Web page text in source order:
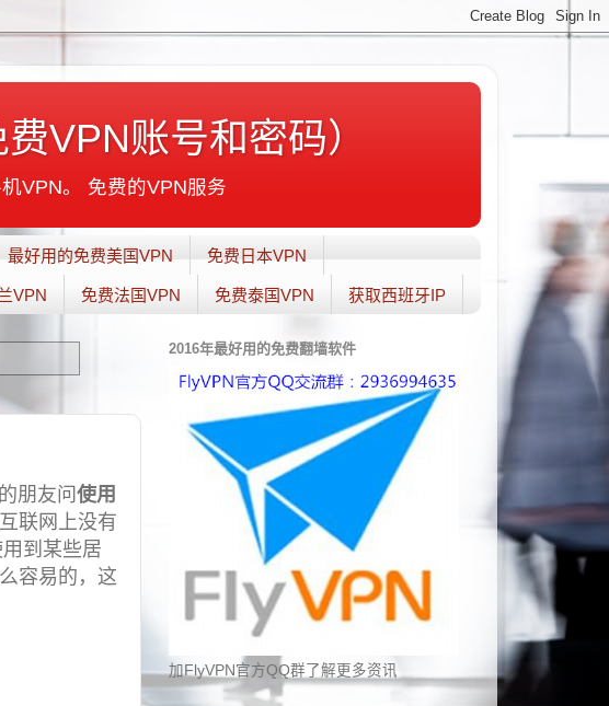
VPN账号和密码）
VPN。 免费的VPN服务
最好用的免费美国VPN 免费日本VPN
VPN 免费法国VPN 免费泰国VPN 获取西班牙IP
朋友问 使用
联网上没有
到某些居
容易的，这
2016年最好用的免费翻墙软件
加FlyVPN官方QQ群了解更多资讯